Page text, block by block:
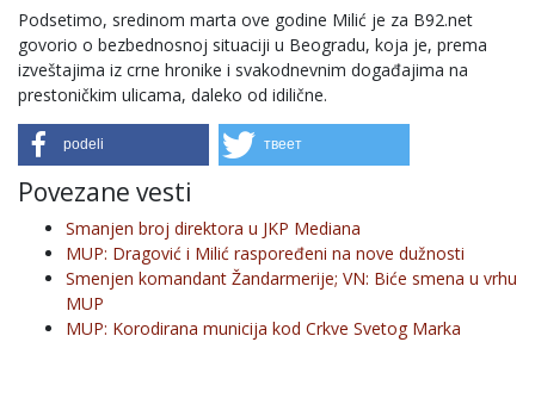
Podsetimo, sredinom marta ove godine Milić je za B92.net
govorio o bezbednosnoj situaciji u Beogradu, koja je, prema
izveštajima iz crne hronike i svakodnevnim događajima na
prestoničkim ulicama, daleko od idilične.
podeli твеет
Povezane vesti
Smanjen broj direktora u JKP Mediana
MUP: Dragović i Milić raspoređeni na nove dužnosti
Smenjen komandant Žandarmerije; VN: Biće smena u vrhu
MUP
MUP: Korodirana municija kod Crkve Svetog Marka